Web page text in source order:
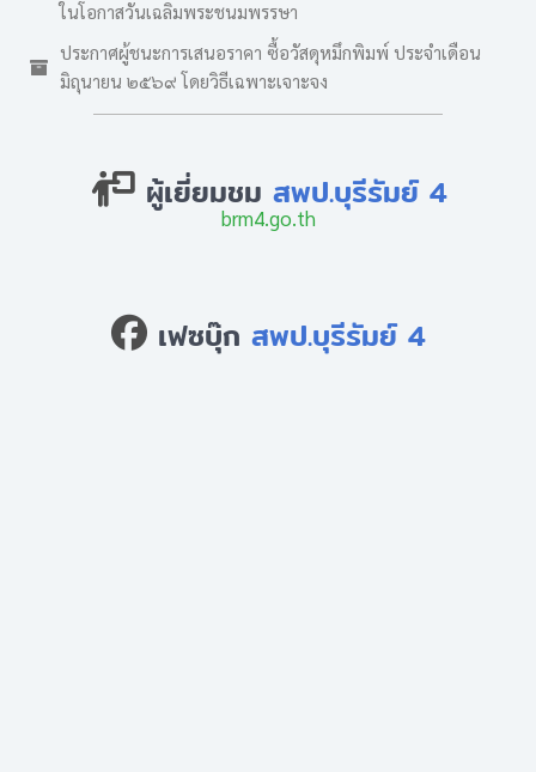
ในโอกาสวันเฉลิมพระชนมพรรษา
ประกาศผู้ชนะการเสนอราคา ซื้อวัสดุหมึกพิมพ์ ประจำเดือน
มิถุนายน ๒๕๖๙ โดยวิธีเฉพาะเจาะจง
ผู้เยี่ยมชม สพป.บุรีรัมย์ 4
brm4.go.th
เฟซบุ๊ก สพป.บุรีรัมย์ 4